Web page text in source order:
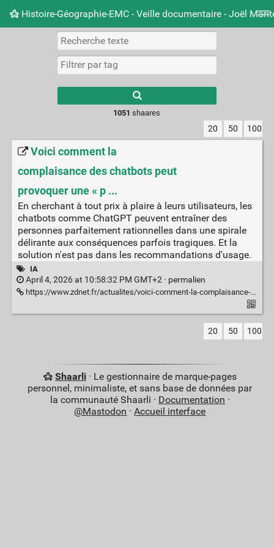
Histoire-Géographie-EMC - Veille documentaire - Joël
Nuage de tags Mur d'images
results.
1051 shaares
20 50 100
Voici comment la
complaisance des chatbots peut
provoquer une « p ...
En cherchant à tout prix à plaire à leurs utilisateurs, les
chatbots comme ChatGPT peuvent entraîner des
personnes parfaitement rationnelles dans une spirale
délirante aux conséquences parfois tragiques. Et la
solution n'est pas dans les recommandations d'usage.
IA
April 4, 2026 at 10:58:32 PM GMT+2 · permalien
https://www.zdnet.fr/actualites/voici-comment-la-complaisance-des-chatbots-peut-provoquer-une-psychose-de-lia-meme-chez-les-utilisateurs-les-plus-rationnels-493081.htm
20 50 100
Shaarli· Le gestionnaire de marque-pages
personnel, minimaliste, et sans base de données par
la communauté Shaarli · Documentation ·
@Mastodon ·Accueil interface